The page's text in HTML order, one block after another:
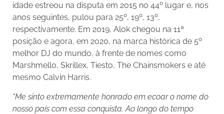
idade estreou na disputa em 2015 no 44º lugar e, nos
anos seguintes, pulou para 25º, 19º, 13º,
respectivamente. Em 2019, Alok chegou na 11ª
posição e agora, em 2020, na marca histórica de 5º
melhor DJ do mundo, à frente de nomes como
Marshmello, Skrillex, Tiesto, The Chainsmokers e até
mesmo Calvin Harris.
“Me sinto extremamente honrado em ecoar o nome do
nosso país com essa conquista. Ao longo do tempo